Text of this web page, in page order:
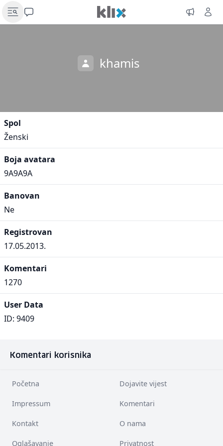
khamis
Spol
Ženski
Boja avatara
9A9A9A
Banovan
Ne
Registrovan
17.05.2013.
Komentari
1270
User Data
ID: 9409
Komentari korisnika
Početna Dojavite vijest
Impressum Komentari
Kontakt O nama
Oglašavanje Privatnost